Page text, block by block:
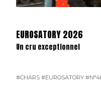
EUROSATORY 2026
Un cru exceptionnel
#CHARS #EUROSATORY